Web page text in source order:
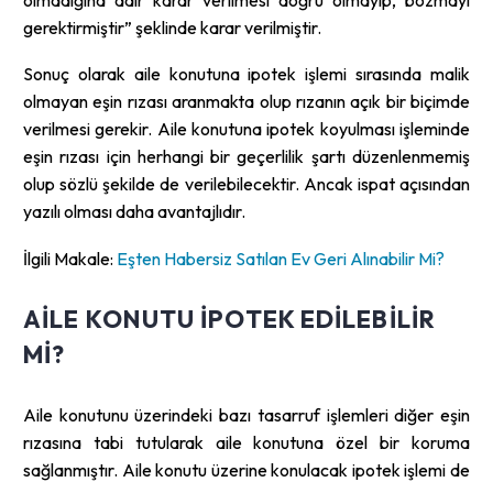
gerektirmiştir” şeklinde karar verilmiştir.
Sonuç olarak aile konutuna ipotek işlemi sırasında malik
olmayan eşin rızası aranmakta olup rızanın açık bir biçimde
verilmesi gerekir. Aile konutuna ipotek koyulması işleminde
eşin rızası için herhangi bir geçerlilik şartı düzenlenmemiş
olup sözlü şekilde de verilebilecektir. Ancak ispat açısından
yazılı olması daha avantajlıdır.
İlgili Makale: Eşten Habersiz Satılan Ev Geri Alınabilir Mi?
AILE KONUTU IPOTEK EDILEBILIR
MI?
Aile konutunu üzerindeki bazı tasarruf işlemleri diğer eşin
rızasına tabi tutularak aile konutuna özel bir koruma
sağlanmıştır. Aile konutu üzerine konulacak ipotek işlemi de